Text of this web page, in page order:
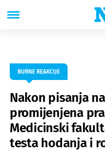
BURNE REAKCIJE
Nakon pisanja
promijenjena
Medicinski
testa hodanja i